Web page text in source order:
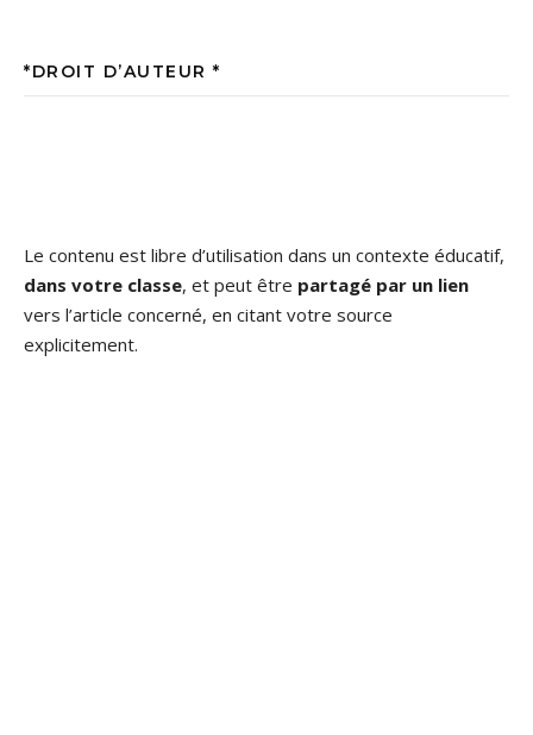
*DROIT D’AUTEUR *
Le contenu est libre d’utilisation dans un contexte éducatif,
dans votre classe, et peut être partagé par un lien
vers l’article concerné, en citant votre source
explicitement.